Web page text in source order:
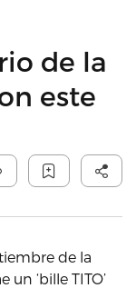
de la
este
de la
‘bille TITO’